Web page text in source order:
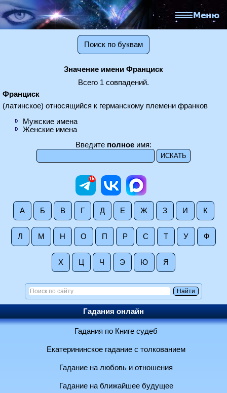
Поиск по буквам
Значение имени Франциск
Всего 1 совпадений.
Франциск
(латинское) относящийся к германскому племени франков
Мужские имена
Женские имена
Введите полное имя:
А Б В Г Д Е Ж З И К
Л М Н О П Р С Т У Ф
Х Ц Ч Э Ю Я
Гадания онлайн
Гадания по Книге судеб
Екатерининское гадание с толкованием
Гадание на любовь и отношения
Гадание на ближайшее будущее